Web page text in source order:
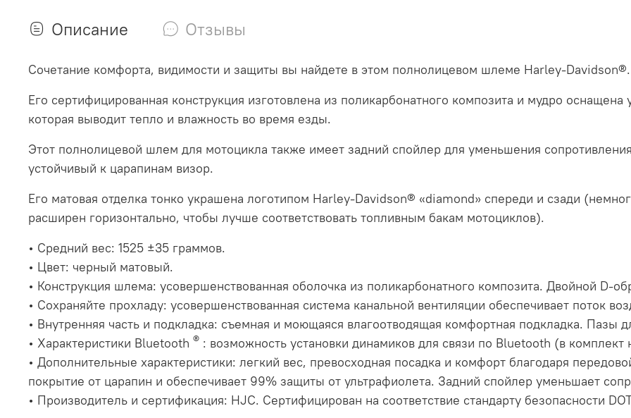
Описание Отзывы
Сочетание комфорта, видимости и защиты вы найдете в этом полнолицевом шлеме Harley-Davidson®.
Его сертифицированная конструкция изготовлена ​​из поликарбонатного композита и мудро
которая выводит тепло и влажность во время езды.
Этот полнолицевой шлем для мотоцикла также имеет задний спойлер для уменьшения
устойчивый к царапинам визор.
Его матовая отделка тонко украшена логотипом Harley-Davidson® «diamond» спереди и сзади
расширен горизонтально, чтобы лучше соответствовать топливным бакам мотоциклов).
• Средний вес: 1525 ±35 граммов.
• Цвет: черный матовый.
• Конструкция шлема: усовершенствованная оболочка из поликарбонатного композита. Двойной D-
• Сохраняйте прохладу: усовершенствованная система канальной вентиляции обеспечивает поток
• Внутренняя часть и подкладка: съемная и моющаяся влагоотводящая комфортная подкладка. Пазы
• Характеристики Bluetooth ® : возможность установки динамиков для связи по Bluetooth (в комплект
• Дополнительные характеристики: легкий вес, превосходная посадка и комфорт благодаря
покрытие от царапин и обеспечивает 99% защиты от ультрафиолета. Задний спойлер уменьшает
• Производитель и сертификация: HJC. Сертифицирован на соответствие стандарту безопасности